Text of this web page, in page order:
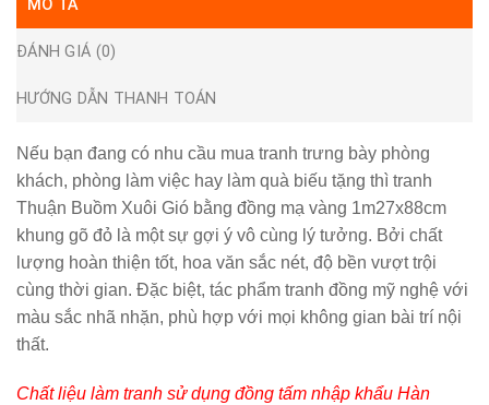
MÔ TẢ
ĐÁNH GIÁ (0)
HƯỚNG DẪN THANH TOÁN
Nếu bạn đang có nhu cầu mua tranh trưng bày phòng
khách, phòng làm việc hay làm quà biếu tặng thì tranh
Thuận Buồm Xuôi Gió bằng đồng mạ vàng 1m27x88cm
khung gõ đỏ là một sự gợi ý vô cùng lý tưởng. Bởi chất
lượng hoàn thiện tốt, hoa văn sắc nét, độ bền vượt trội
cùng thời gian. Đặc biệt, tác phẩm tranh đồng mỹ nghệ với
màu sắc nhã nhặn, phù hợp với mọi không gian bài trí nội
thất.
Chất liệu làm tranh sử dụng đồng tấm nhập khẩu Hàn